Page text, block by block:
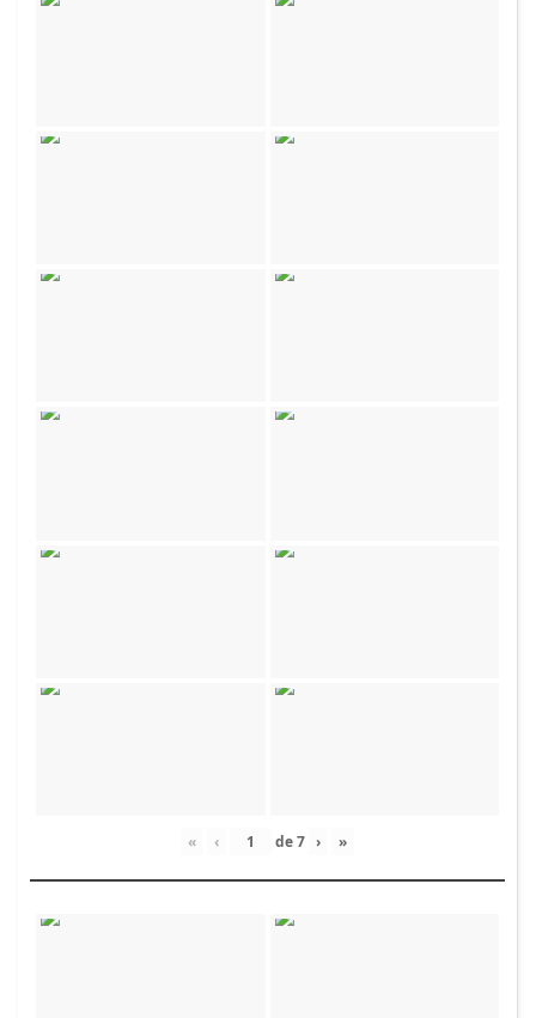
« ‹ de7 › »